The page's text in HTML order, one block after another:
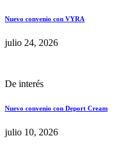
Nuevo convenio con VYRA
julio 24, 2026
De interés
Nuevo convenio con Deport Cream
julio 10, 2026